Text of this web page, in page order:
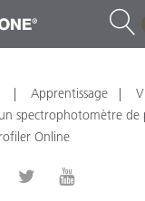
Apprentissage
spectrophotomètre de
Online